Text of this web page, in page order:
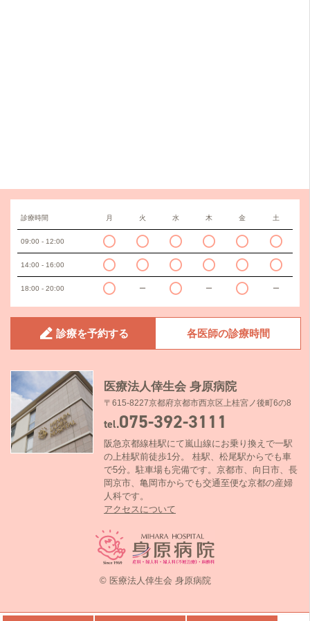
診療時間 月 火 水 木 金 土
09:00 - 12:00
14:00 - 16:00
18:00 - 20:00 ー ー ー
診療を予約する 各医師の診療時間
医療法人倖生会 身原病院
〒615-8227京都府京都市西京区上桂宮ノ後町6の8
tel.075-392-3111
阪急京都線桂駅にて嵐山線にお乗り換えで一駅
の上桂駅前徒歩1分。 桂駅、松尾駅からでも車
で5分。駐車場も完備です。京都市、向日市、長
岡京市、亀岡市からでも交通至便な京都の産婦
人科です。
アクセスについて
© 医療法人倖生会 身原病院